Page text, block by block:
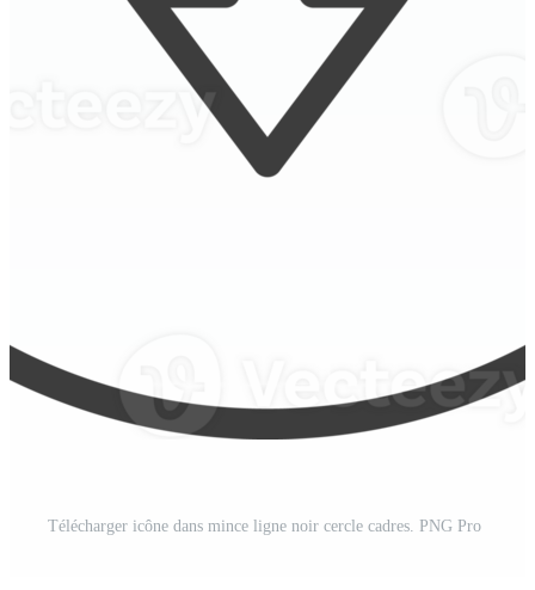
Télécharger icône dans mince ligne noir cercle cadres. PNG Pro